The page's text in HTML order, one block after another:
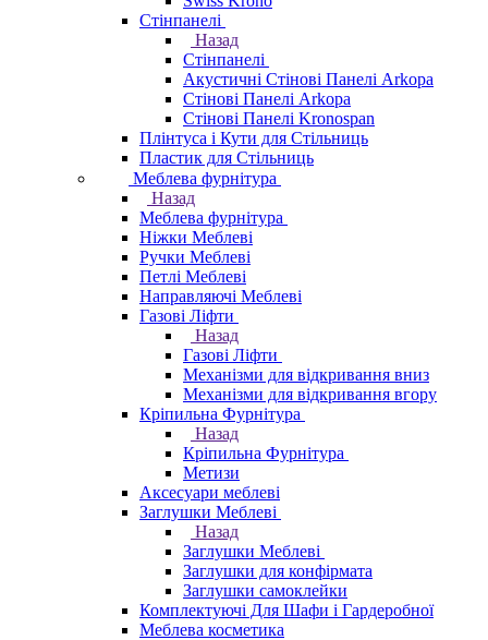
Стінпанелі
Назад
Стінпанелі
Акустичні Стінові Панелі Аrkopa
Стінові Панелі Arkopa
Стінові Панелі Kronospan
Плінтуса і Кути для Стільниць
Пластик для Стільниць
Меблева фурнітура
Назад
Меблева фурнітура
Ніжки Меблеві
Ручки Меблеві
Петлі Меблеві
Направляючі Меблеві
Газові Ліфти
Назад
Газові Ліфти
Механізми для відкривання вниз
Механізми для відкривання вгору
Кріпильна Фурнітура
Назад
Кріпильна Фурнітура
Метизи
Аксесуари меблеві
Заглушки Меблеві
Назад
Заглушки Меблеві
Заглушки для конфірмата
Заглушки самоклейки
Комплектуючі Для Шафи і Гардеробної
Меблева косметика